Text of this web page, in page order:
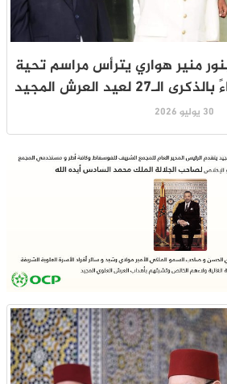
منير هواري يترأس مراسم تحية
لعيد العرش المجيد
30 يوليو 2026